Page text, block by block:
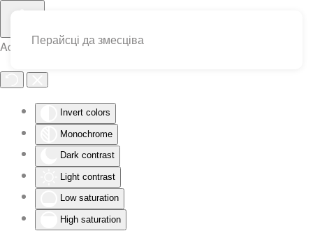
Accessibility Tools
Invert colors
Monochrome
Dark contrast
Light contrast
Low saturation
High saturation
Перайсці да змесціва